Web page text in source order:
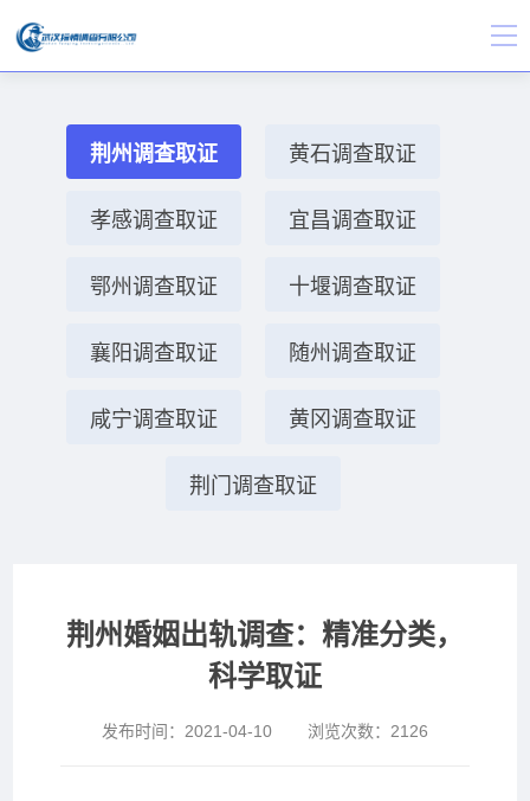
荆州调查取证 黄石调查取证
孝感调查取证 宜昌调查取证
鄂州调查取证 十堰调查取证
襄阳调查取证 随州调查取证
咸宁调查取证 黄冈调查取证
荆门调查取证
荆州婚姻出轨调查：精准分类，
科学取证
发布时间： 2021-04-10 浏览次数： 2126